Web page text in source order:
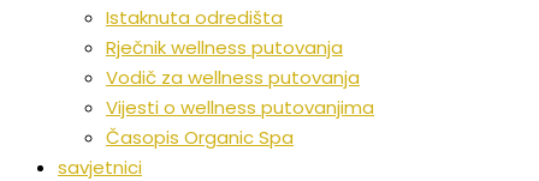
Istaknuta odredišta
Rječnik wellness putovanja
Vodič za wellness putovanja
Vijesti o wellness putovanjima
Časopis Organic Spa
savjetnici